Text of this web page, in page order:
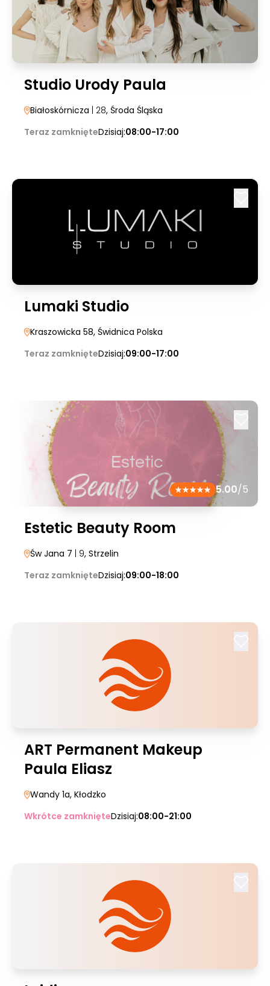
Studio Urody Paula
Białoskórnicza | 28, Środa Śląska
Teraz zamknięteDzisiaj:08:00-17:00
Lumaki Studio
Kraszowicka 58, Świdnica Polska
Teraz zamknięteDzisiaj:09:00-17:00
5.00/5
Estetic Beauty Room
Św Jana 7 | 9, Strzelin
Teraz zamknięteDzisiaj:09:00-18:00
ART Permanent Makeup
Paula Eliasz
Wandy 1a, Kłodzko
Wkrótce zamknięteDzisiaj:08:00-21:00